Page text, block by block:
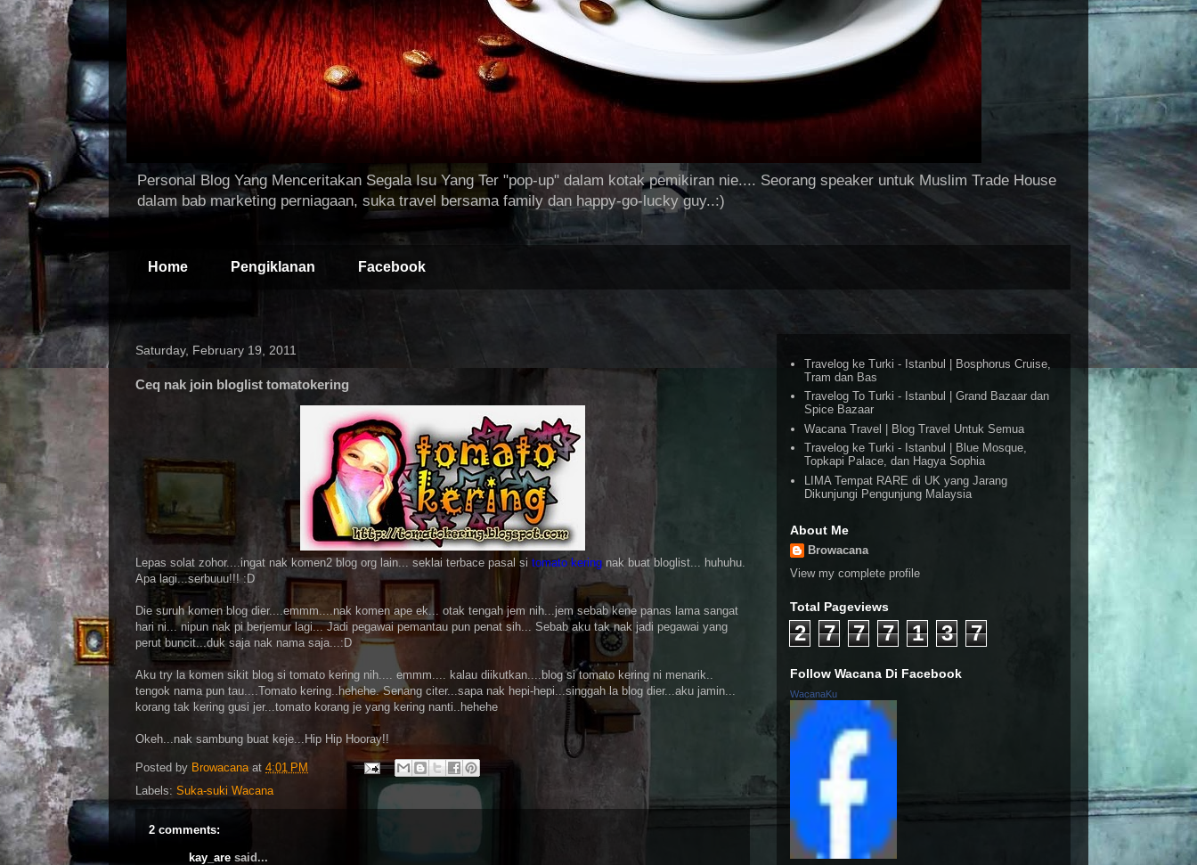
Personal Blog Yang Menceritakan Segala Isu Yang Ter "pop-up" dalam kotak pemikiran nie.... Seorang speaker untuk Muslim Trade House
dalam bab marketing perniagaan, suka travel bersama family dan happy-go-lucky guy..:)
Home Pengiklanan Facebook
Saturday, February 19, 2011
Ceq nak join bloglist tomatokering
Lepas solat zohor....ingat nak komen2 blog org lain... seklai terbace pasal si tomato kering nak buat bloglist... huhuhu.
Apa lagi...serbuuu!!! :D
Die suruh komen blog dier....emmm....nak komen ape ek... otak tengah jem nih...jem sebab kene panas lama sangat
hari ni... nipun nak pi berjemur lagi... Jadi pegawai pemantau pun penat sih... Sebab aku tak nak jadi pegawai yang
perut buncit...duk saja nak nama saja...:D
Aku try la komen sikit blog si tomato kering nih.... emmm.... kalau diikutkan....blog si tomato kering ni menarik..
tengok nama pun tau....Tomato kering..hehehe. Senang citer...sapa nak hepi-hepi...singgah la blog dier...aku jamin...
korang tak kering gusi jer...tomato korang je yang kering nanti..hehehe
Okeh...nak sambung buat keje...Hip Hip Hooray!!
Posted by Browacana at 4:01 PM
Labels: Suka-suki Wacana
2 comments:
kay_are said...
Travelog ke Turki - Istanbul | Bosphorus Cruise,
Tram dan Bas
Travelog To Turki - Istanbul | Grand Bazaar dan
Spice Bazaar
Wacana Travel | Blog Travel Untuk Semua
Travelog ke Turki - Istanbul | Blue Mosque,
Topkapi Palace, dan Hagya Sophia
LIMA Tempat RARE di UK yang Jarang
Dikunjungi Pengunjung Malaysia
About Me
Browacana
View my complete profile
Total Pageviews
2 7 7 7 1 3 7
Follow Wacana Di Facebook
WacanaKu